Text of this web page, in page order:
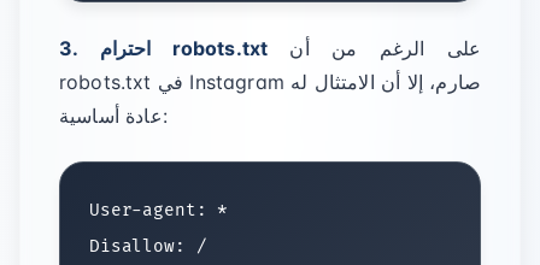
3. احترام robots.txt
robots.txt في Instagram صارم، إلا أن الامتثال له
عادة أساسية:
User-agent: *